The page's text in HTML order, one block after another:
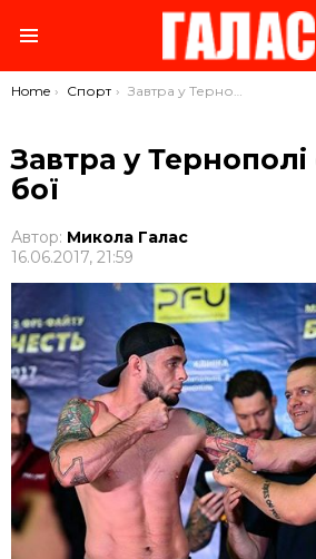
You are here:
Home Спорт Завтра у Тернополі серйозні бої
Завтра у Тернополі
бої
Автор: Микола Галас
16.06.2017, 21:59